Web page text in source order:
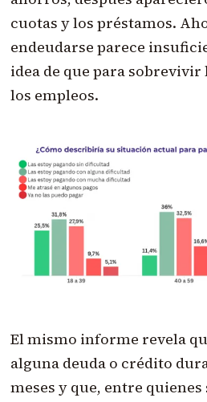
cuotas y los préstamos.
endeudarse parece
idea de que para
los empleos.
El mismo informe revela
alguna deuda o crédito
meses y que, entre